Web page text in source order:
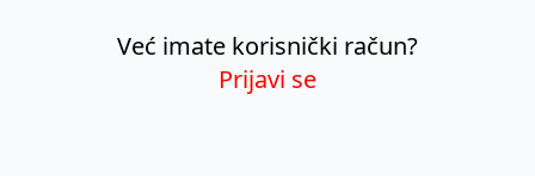
Već imate korisnički račun?
Prijavi se